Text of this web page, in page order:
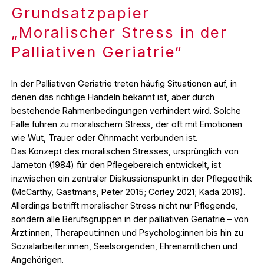
Grundsatzpapier
„Moralischer Stress in der
Palliativen Geriatrie“
In der Palliativen Geriatrie treten häufig Situationen auf, in
denen das richtige Handeln bekannt ist, aber durch
bestehende Rahmenbedingungen verhindert wird. Solche
Fälle führen zu moralischem Stress, der oft mit Emotionen
wie Wut, Trauer oder Ohnmacht verbunden ist.
Das Konzept des moralischen Stresses, ursprünglich von
Jameton (1984) für den Pflegebereich entwickelt, ist
inzwischen ein zentraler Diskussionspunkt in der Pflegeethik
(McCarthy, Gastmans, Peter 2015; Corley 2021; Kada 2019).
Allerdings betrifft moralischer Stress nicht nur Pflegende,
sondern alle Berufsgruppen in der palliativen Geriatrie – von
Ärzt:innen, Therapeut:innen und Psycholog:innen bis hin zu
Sozialarbeiter:innen, Seelsorgenden, Ehrenamtlichen und
Angehörigen.